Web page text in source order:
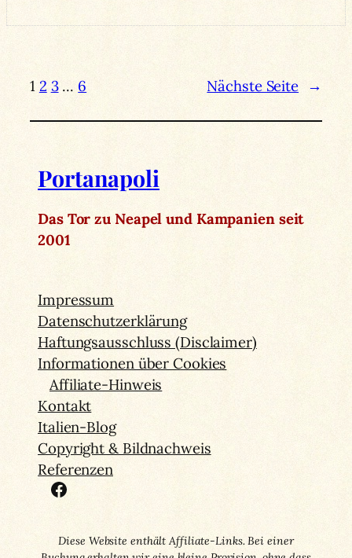
1 2 3 … 6 Nächste Seite →
Portanapoli
Das Tor zu Neapel und Kampanien seit
2001
Impressum
Datenschutzerklärung
Haftungsausschluss (Disclaimer)
Informationen über Cookies
Affiliate-Hinweis
Kontakt
Italien-Blog
Copyright & Bildnachweis
Referenzen
Facebook
Diese Website enthält Affiliate-Links. Bei einer